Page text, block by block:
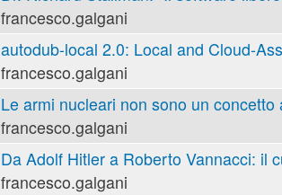
francesco.galgani
autodub-local 2.0: Local and Cloud-
francesco.galgani
Le armi nucleari non sono un
francesco.galgani
Da Adolf Hitler a Roberto Vannacci: il
francesco.galgani